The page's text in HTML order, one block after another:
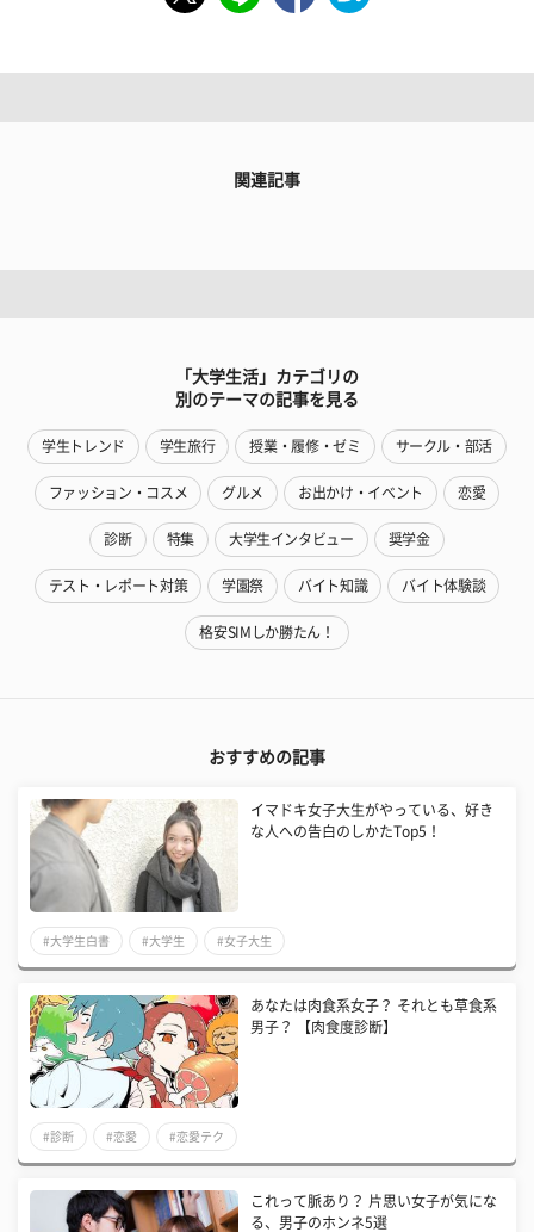
関連記事
「大学生活」カテゴリの
別のテーマの記事を見る
学生トレンド 学生旅行 授業・履修・ゼミ サークル・部活
ファッション・コスメ グルメ お出かけ・イベント 恋愛
診断 特集 大学生インタビュー 奨学金
テスト・レポート対策 学園祭 バイト知識 バイト体験談
格安SIMしか勝たん！
おすすめの記事
イマドキ女子大生がやっている、好き
な人への告白のしかたTop5！
#大学生白書 #大学生 #女子大生
あなたは肉食系女子？ それとも草食系
男子？ 【肉食度診断】
#診断 #恋愛 #恋愛テク
これって脈あり？ 片思い女子が気にな
る、男子のホンネ5選